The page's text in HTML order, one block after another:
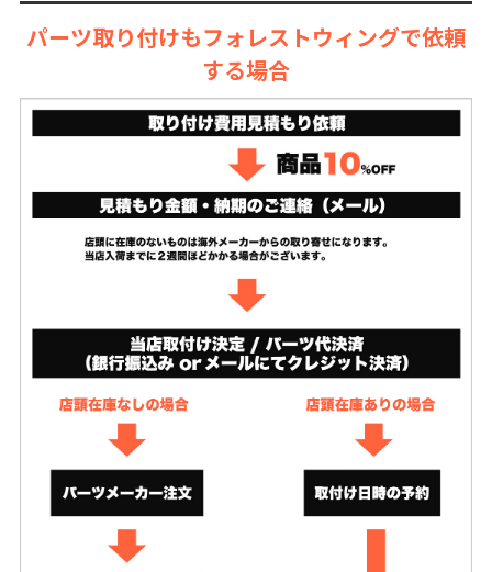
パーツ取り付けもフォレストウィングで依頼
する場合